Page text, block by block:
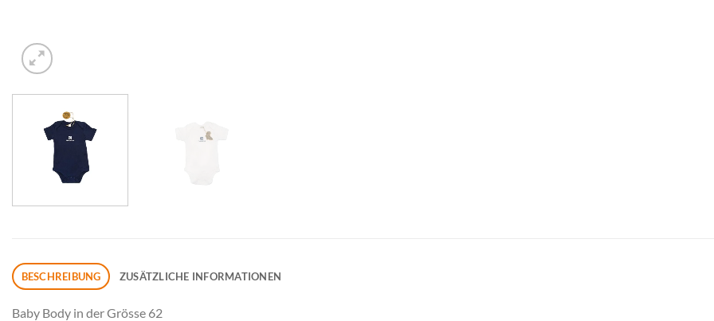
BESCHREIBUNG ZUSÄTZLICHE INFORMATIONEN
Baby Body in der Grösse 62